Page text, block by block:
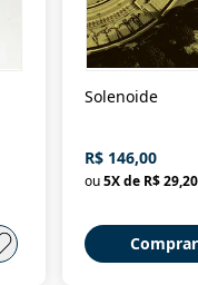
Solenoide
R$ 146,00
ou5X de R$ 29,20
Comprar